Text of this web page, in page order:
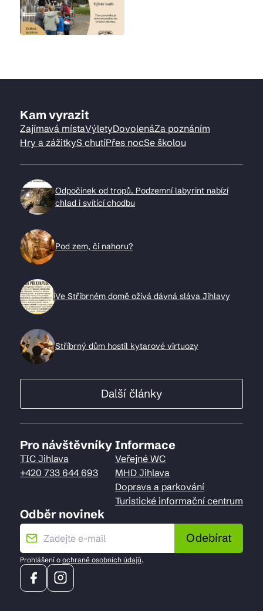
Kam vyrazit
Zajímavá místaVýletyDovolenáZa poznáním
Hry a zážitkyS chutíPřes nocSe školou
Odpočinek od tropů. Podzemní labyrint nabízí
chlad i svítící chodbu
Pod zem, či nahoru?
Ve Stříbrném domě ožívá dávná sláva Jihlavy
Stříbrný dům hostil kytarové virtuozy
Další články
Pro návštěvníky
TIC Jihlava
+420 733 644 693
Informace
Veřejné WC
MHD Jihlava
Doprava a parkování
Turistické informační centrum
Odběr novinek
Odebírat
Prohlášení o ochraně osobních údajů.